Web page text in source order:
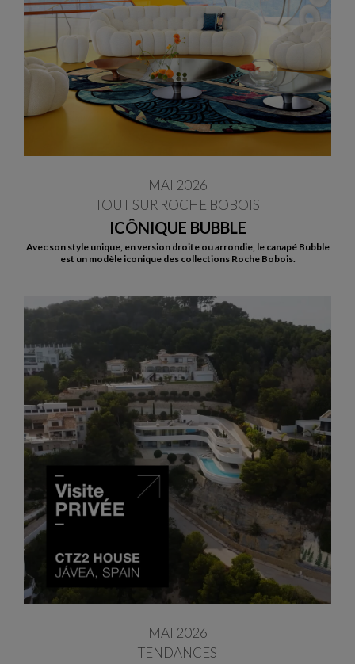
ICÔNIQUE BUBBLE
MAI 2026
TOUT SUR ROCHE BOBOIS
Avec son style unique, en version droite ou arrondie, le canapé Bubble
est un modèle iconique des collections Roche Bobois.
MAI 2026
TENDANCES